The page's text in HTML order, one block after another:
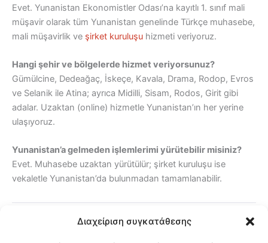
Διαχείριση συγκατάθεσης
Evet. Yunanistan Ekonomistler Odası’na kayıtlı 1. sınıf mali
müşavir olarak tüm Yunanistan genelinde Türkçe muhasebe,
mali müşavirlik ve şirket kuruluşu hizmeti veriyoruz.
Hangi şehir ve bölgelerde hizmet veriyorsunuz?
Gümülcine, Dedeağaç, İskeçe, Kavala, Drama, Rodop, Evros
ve Selanik ile Atina; ayrıca Midilli, Sisam, Rodos, Girit gibi
adalar. Uzaktan (online) hizmetle Yunanistan’ın her yerine
ulaşıyoruz.
Yunanistan’a gelmeden işlemlerimi yürütebilir misiniz?
Evet. Muhasebe uzaktan yürütülür; şirket kuruluşu ise
vekaletle Yunanistan’da bulunmadan tamamlanabilir.
Paylaş / Κοινοποίηση: Facebook X